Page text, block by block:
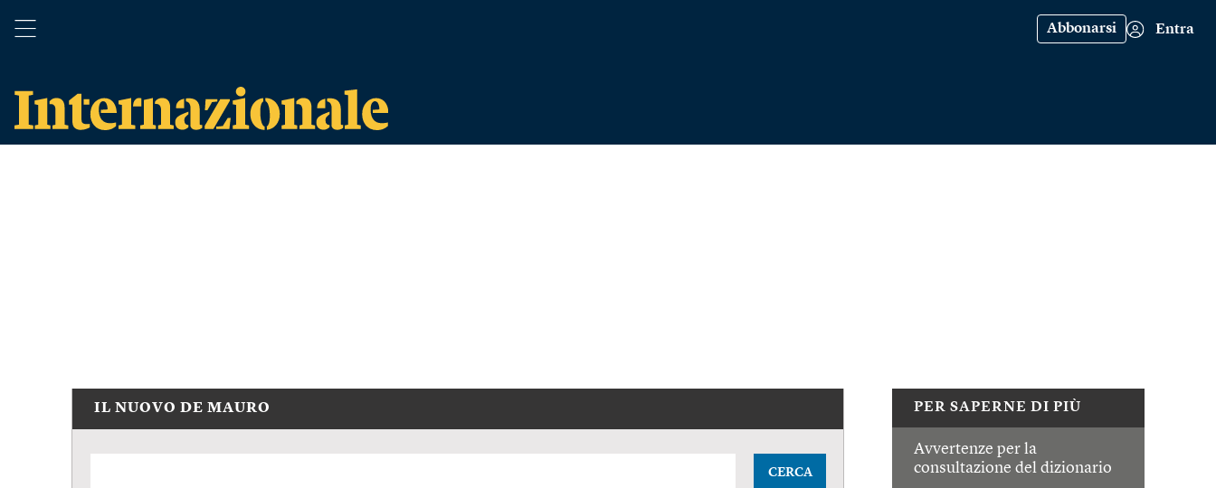
Abbonarsi Entra
PER SAPERNE DI PIÙ
Avvertenze per la
consultazione del dizionario
IL NUOVO DE MAURO
CERCA